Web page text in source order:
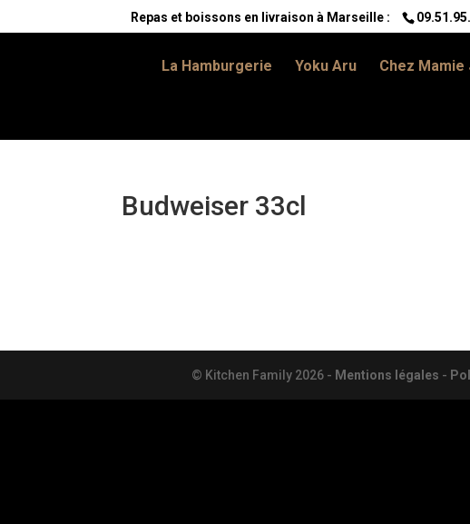
Repas et boissons en livraison à Marseille :
La Hamburgerie Yoku Aru Chez Mamie
Budweiser 33cl
© Kitchen Family 2026- Mentions légales -